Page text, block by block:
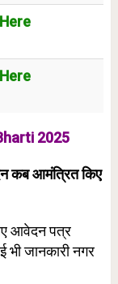
2025
कब आमंत्रित किए
आवेदन पत्र
जानकारी नगर